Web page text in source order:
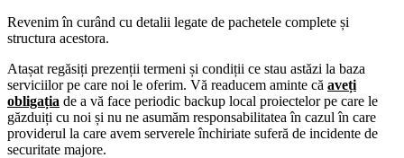
Revenim în curând cu detalii legate de pachetele complete și
structura acestora.
Atașat regăsiți prezenții termeni și condiții ce stau astăzi la baza
serviciilor pe care noi le oferim. Vă readucem aminte că aveți
obligația de a vă face periodic backup local proiectelor pe care le
găzduiți cu noi și nu ne asumăm responsabilitatea în cazul în care
providerul la care avem serverele închiriate suferă de incidente de
securitate majore.